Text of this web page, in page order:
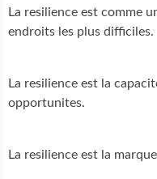
La resilience est comme
endroits les plus difficiles.
La resilience est la
opportunites.
La resilience est la